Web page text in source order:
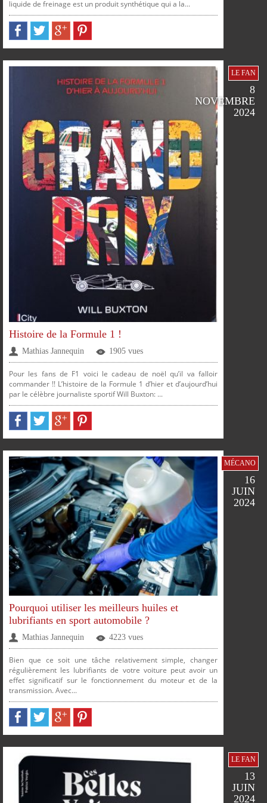
GOOGLE
PLUS
PINTEREST
FACEBOOKTWITTERGOOGLEPINTEREST
FACEBOOKTWITTERGOOGLEPINTEREST
liquide de freinage est un produit synthétique qui a la...
PARTAGERPARTAGERPARTAGERPARTAGER
LE FAN
8
NOVEMBRE
2024
Histoire de la Formule 1 !
Mathias Jannequin 1905 vues
Pour les fans de F1 voici le cadeau de noël qu’il va falloir
commander !! L’histoire de la Formule 1 d’hier et d’aujourd’hui
par le célèbre journaliste sportif Will Buxton: ...
PARTAGERPARTAGERPARTAGERPARTAGER
MÉCANO
16
JUIN
2024
Pourquoi utiliser les meilleurs huiles et
lubrifiants en sport automobile ?
Mathias Jannequin 4223 vues
Bien que ce soit une tâche relativement simple, changer
régulièrement les lubrifiants de votre voiture peut avoir un
effet significatif sur le fonctionnement du moteur et de la
transmission. Avec...
LE FAN
13
JUIN
2024